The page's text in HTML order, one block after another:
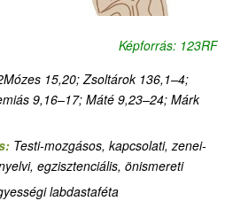
Képforrás: 123RF
15,20; Zsoltárok 136,1–4;
9,16–17; Máté 9,23–24; Márk
Testi-mozgásos, kapcsolati, zenei-
egzisztenciális, önismereti
labdastaféta